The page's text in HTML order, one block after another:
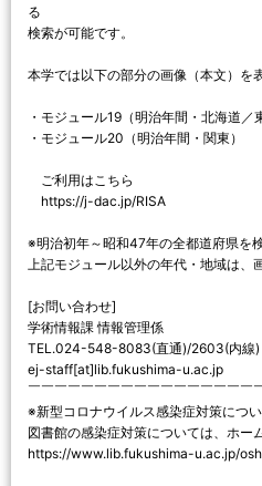
る
検索が可能です。
本学では以下の部分の画像（本文）を
・モジュール19（明治年間・北海道／
・モジュール20（明治年間・関東）
ご利用はこちら
https://j-dac.jp/RISA
※明治初年～昭和47年の全都道府県を
上記モジュール以外の年代・地域は、
[お問い合わせ]
学術情報課 情報管理係
TEL.024-548-8083(直通)/2603(内線)
ej-staff[at]lib.fukushima-u.ac.jp
￣￣￣￣￣￣￣￣￣￣￣￣￣￣￣￣￣
※新型コロナウイルス感染症対策につ
図書館の感染症対策については、ホー
https://www.lib.fukushima-u.ac.jp/